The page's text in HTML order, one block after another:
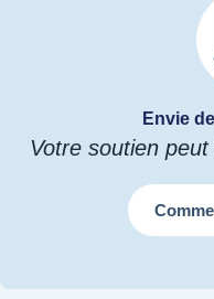
Envie
Votre soutien